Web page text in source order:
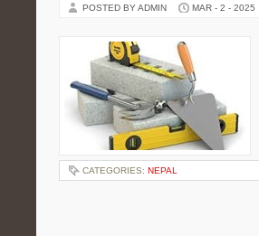
POSTED BY ADMIN MAR - 2 - 2025
CATEGORIES: NEPAL